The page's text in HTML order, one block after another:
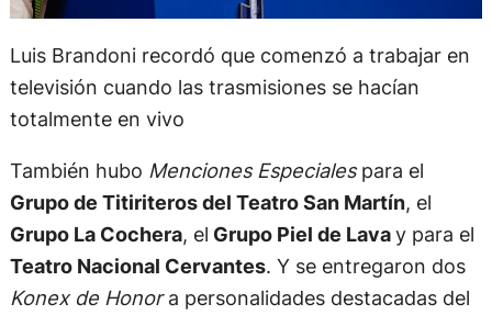
Luis Brandoni recordó que comenzó a trabajar en
televisión cuando las trasmisiones se hacían
totalmente en vivo
También hubo Menciones Especialespara el
Grupo de Titiriteros del Teatro San Martín, el
Grupo La Cochera, el Grupo Piel de Lavay para el
Teatro Nacional Cervantes. Y se entregaron dos
Konex de Honora personalidades destacadas del